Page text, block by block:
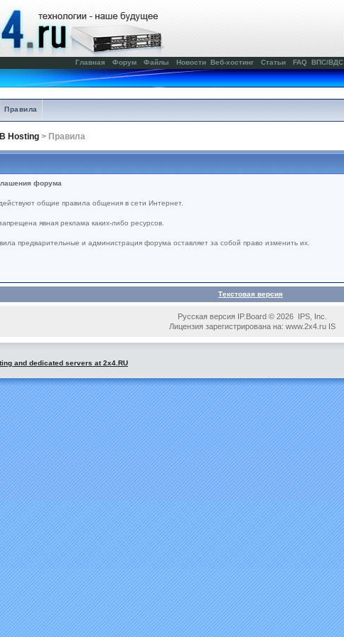
Главная Форум Файлы Новости Веб-хостинг Статьи FAQ ВПС/ВДС
Правила
Hosting > Правила
форума
общие правила общения в сети Интернет.
явная реклама каких-либо ресурсов.
предварительные и администрация форума оставляет за собой право изменить их.
Текстовая версия
Русская версия IP.Board © 2026 IPS, Inc.
Лицензия зарегистрирована на: www.2x4.ru IS
and dedicated servers at 2x4.RU